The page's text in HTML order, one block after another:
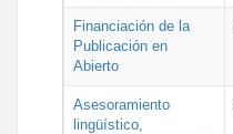
Financiación de la
Publicación en
Abierto
Asesoramiento
lingüístico,